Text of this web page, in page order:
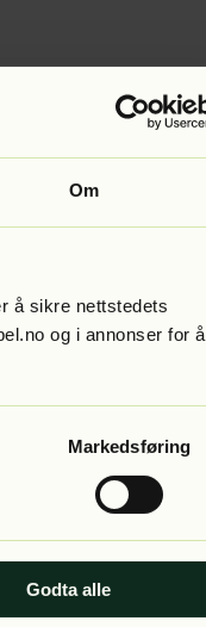
Om
å sikre nettstedets
og i annonser for å
Markedsføring
Godta alle